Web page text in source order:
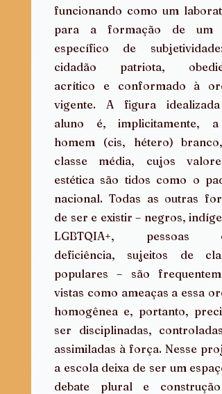
funcionando como um
para a formação de um
específico de
cidadão patriota,
acrítico e conformado à
vigente. A figura idealizada
aluno é, implicitamente, a
homem (cis, hétero) branco,
classe média, cujos
estética são tidos como o
nacional. Todas as outras
de ser e existir – negros,
LGBTQIA+, pessoas
deficiência, sujeitos de
populares – são
vistas como ameaças a essa
homogênea e, portanto,
ser disciplinadas,
assimiladas à força. Nesse
a escola deixa de ser um
debate plural e construção